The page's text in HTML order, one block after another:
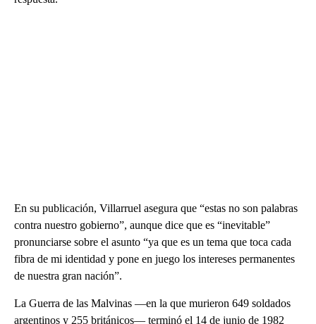
En su publicación, Villarruel asegura que “estas no son palabras
contra nuestro gobierno”, aunque dice que es “inevitable”
pronunciarse sobre el asunto “ya que es un tema que toca cada
fibra de mi identidad y pone en juego los intereses permanentes
de nuestra gran nación”.
La Guerra de las Malvinas —en la que murieron 649 soldados
argentinos y 255 británicos— terminó el 14 de junio de 1982